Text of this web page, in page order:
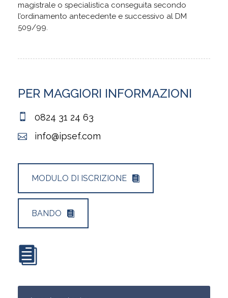
magistrale o specialistica conseguita secondo
l’ordinamento antecedente e successivo al DM
509/99.
PER MAGGIORI INFORMAZIONI
0824 31 24 63
info@ipsef.com
MODULO DI ISCRIZIONE
BANDO